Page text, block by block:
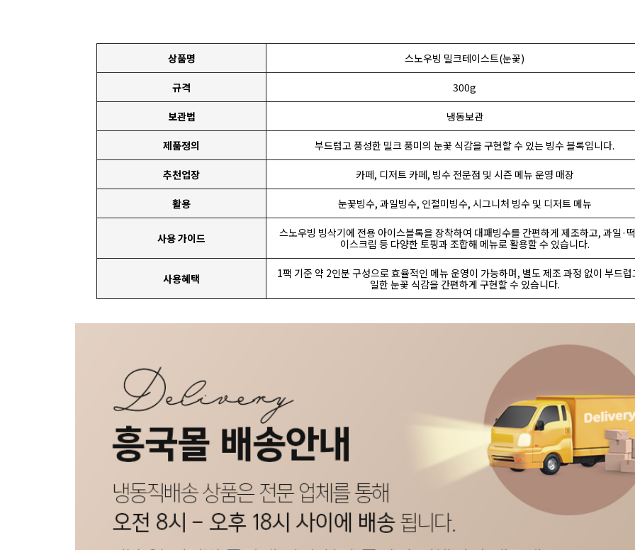
상품명 스노우빙 밀크테이스트(눈꽃)
규격 300g
보관법 냉동보관
제품정의 부드럽고 풍성한 밀크 풍미의 눈꽃 식감을 구현할 수 있는 빙수 블록입니다.
추천업장 카페, 디저트 카페, 빙수 전문점 및 시즌 메뉴 운영 매장
활용 눈꽃빙수, 과일빙수, 인절미빙수, 시그니처 빙수 및 디저트 메뉴
사용 가이드
스노우빙 빙삭기에 전용 아이스블록을 장착하여 대패빙수를 간편하게 제조하고, 과일·
이스크림 등 다양한 토핑과 조합해 메뉴로 활용할 수 있습니다.
사용혜택
1팩 기준 약 2인분 구성으로 효율적인 메뉴 운영이 가능하며, 별도 제조 과정 없이 부드럽
일한 눈꽃 식감을 간편하게 구현할 수 있습니다.